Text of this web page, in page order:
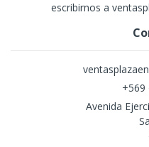
escribirnos a
+569
Avenida